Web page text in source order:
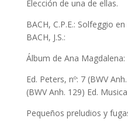
Elección de una de ellas.
BACH, C.P.E.: Solfeggio
BACH, J.S.:
Álbum de Ana Magdalena:
Ed. Peters, nº: 7 (BWV
(BWV Anh. 129) Ed.
Pequeños preludios y